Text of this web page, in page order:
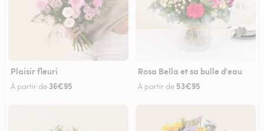
Plaisir fleuri
À partir de 36€95
Rosa Bella et sa bulle d'eau
À partir de 53€95